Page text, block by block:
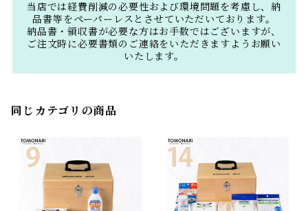
当店では経費削減の必要性および環境問題を考慮し、納
品書等をペーパーレスとさせていただいております。
納品書・領収書が必要な方はお手数ではございますが、
ご注文時に必要書類のご連絡をいただきますようお願い
いたします。
同じカテゴリの商品